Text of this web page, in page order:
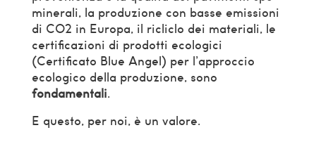
minerali, la produzione con basse emissioni
di CO2 in Europa, il ricliclo dei materiali, le
certificazioni di prodotti ecologici
(Certificato Blue Angel) per l’approccio
ecologico della produzione, sono
fondamentali.
E questo, per noi, è un valore.